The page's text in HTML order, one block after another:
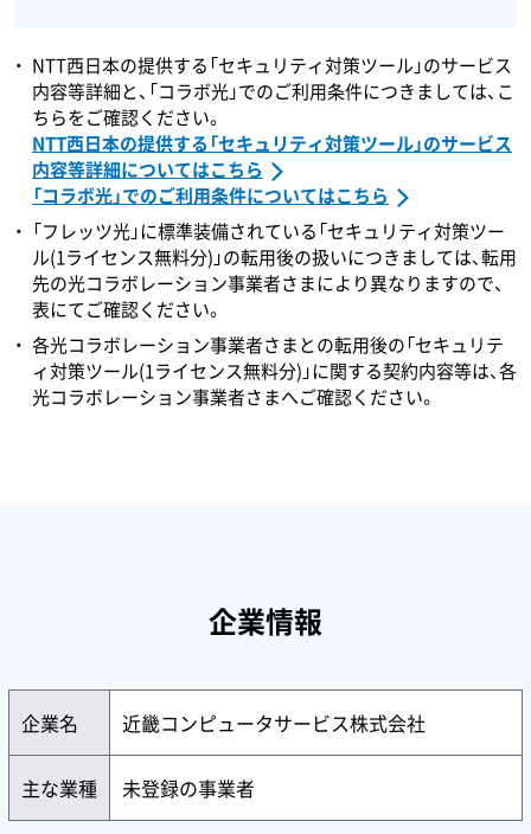
NTT西日本の提供する「セキュリティ対策ツール」のサービス
内容等詳細と、「コラボ光」でのご利用条件につきましては、こ
ちらをご確認ください。
NTT西日本の提供する「セキュリティ対策ツール」のサービス
内容等詳細についてはこちら
「コラボ光」でのご利用条件についてはこちら
「フレッツ光」に標準装備されている「セキュリティ対策ツー
ル(1ライセンス無料分)」の転用後の扱いにつきましては、転用
先の光コラボレーション事業者さまにより異なりますので、
表にてご確認ください。
各光コラボレーション事業者さまとの転用後の「セキュリテ
ィ対策ツール(1ライセンス無料分)」に関する契約内容等は、各
光コラボレーション事業者さまへご確認ください。
企業情報
企業名 近畿コンピュータサービス株式会社
主な業種 未登録の事業者